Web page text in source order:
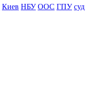
Киев НБУ ООС ГПУ суд